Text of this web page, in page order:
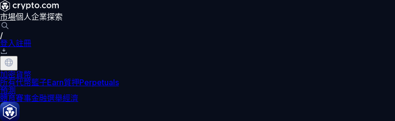
市場個人企業探索
/
登入註冊
加密貨幣
所有代幣籃子Earn質押Perpetuals
預測
體育賽事金融選舉經濟